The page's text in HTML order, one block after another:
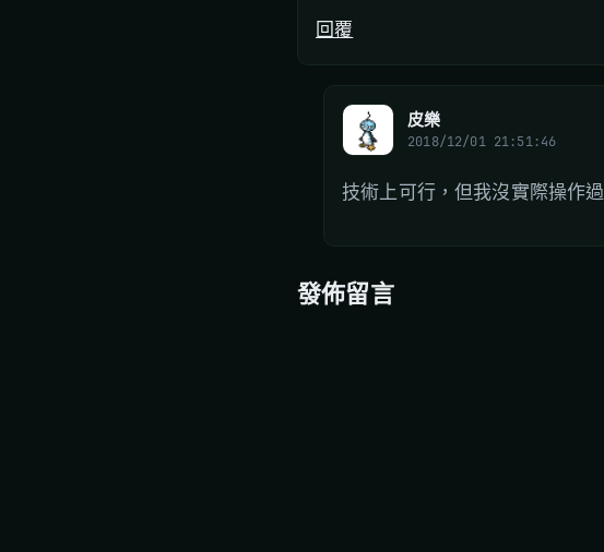
回覆
皮樂
2018/12/01 21:51:46
技術上可行，但我沒實際操作過
發佈留言